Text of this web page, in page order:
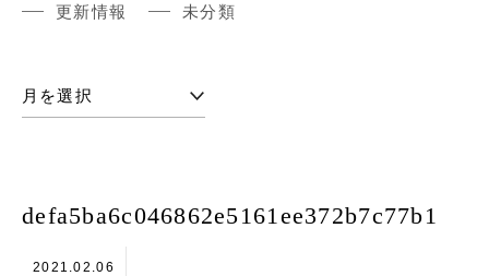
更新情報
未分類
defa5ba6c046862e5161ee372b7c77b1
2021.02.06